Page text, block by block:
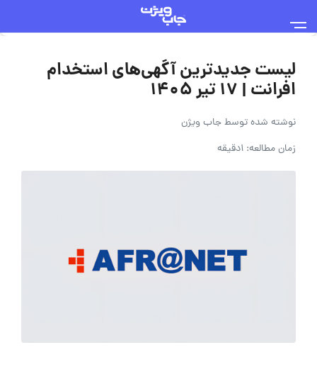
لیست جدیدترین آگهی‌های استخدام
افرانت | ۱۷ تیر ۱۴۰۵
نوشته شده توسطجاب ویژن
زمان مطالعه: 1دقیقه